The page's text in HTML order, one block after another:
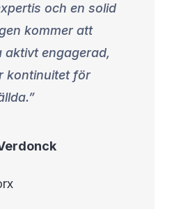
och en solid
kommer att
engagerad,
kontinuitet för